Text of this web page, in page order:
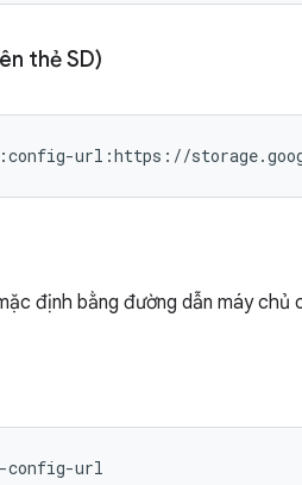
thẻ SD)
url:https://
định bằng đường dẫn máy chủ
config-url